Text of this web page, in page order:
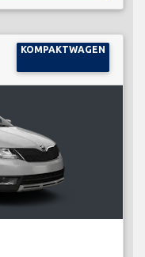
KOMPAKTWAGEN